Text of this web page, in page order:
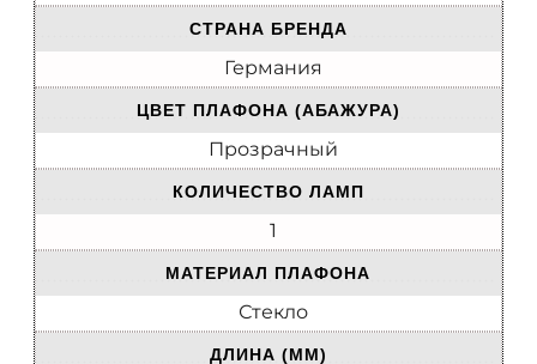
СТРАНА БРЕНДА
Германия
ЦВЕТ ПЛАФОНА (АБАЖУРА)
Прозрачный
КОЛИЧЕСТВО ЛАМП
1
МАТЕРИАЛ ПЛАФОНА
Стекло
ДЛИНА (ММ)